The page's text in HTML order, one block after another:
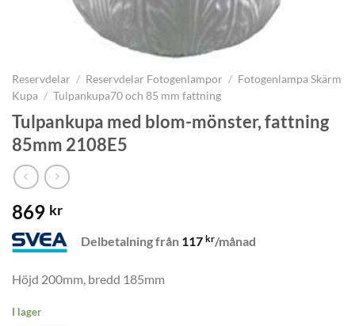
Reservdelar / Reservdelar Fotogenlampor / Fotogenlampa Skärm
Kupa / Tulpankupa70 och 85 mm fattning
Tulpankupa med blom-mönster, fattning
85mm 2108E5
869 kr
Delbetalning från 117 kr/månad
Höjd 200mm, bredd 185mm
I lager